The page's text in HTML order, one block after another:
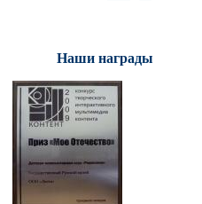
Наши награды